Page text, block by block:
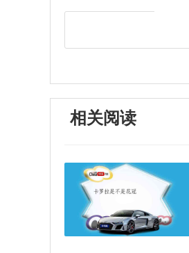
相关阅读